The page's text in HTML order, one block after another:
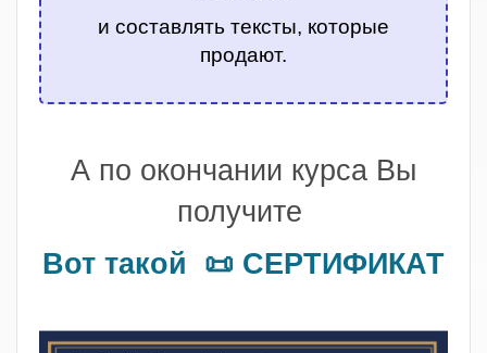
и составлять тексты, которые
продают.
А по окончании курса Вы
получите
Вот такой 📜 СЕРТИФИКАТ